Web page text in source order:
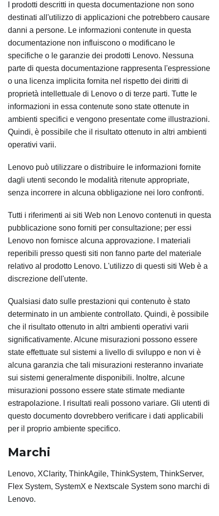
I prodotti descritti in questa documentazione non sono
destinati all'utilizzo di applicazioni che potrebbero causare
danni a persone. Le informazioni contenute in questa
documentazione non influiscono o modificano le
specifiche o le garanzie dei prodotti Lenovo. Nessuna
parte di questa documentazione rappresenta l'espressione
o una licenza implicita fornita nel rispetto dei diritti di
proprietà intellettuale di Lenovo o di terze parti. Tutte le
informazioni in essa contenute sono state ottenute in
ambienti specifici e vengono presentate come illustrazioni.
Quindi, è possibile che il risultato ottenuto in altri ambienti
operativi varii.
Lenovo può utilizzare o distribuire le informazioni fornite
dagli utenti secondo le modalità ritenute appropriate,
senza incorrere in alcuna obbligazione nei loro confronti.
Tutti i riferimenti ai siti Web non Lenovo contenuti in questa
pubblicazione sono forniti per consultazione; per essi
Lenovo non fornisce alcuna approvazione. I materiali
reperibili presso questi siti non fanno parte del materiale
relativo al prodotto Lenovo. L'utilizzo di questi siti Web è a
discrezione dell'utente.
Qualsiasi dato sulle prestazioni qui contenuto è stato
determinato in un ambiente controllato. Quindi, è possibile
che il risultato ottenuto in altri ambienti operativi varii
significativamente. Alcune misurazioni possono essere
state effettuate sul sistemi a livello di sviluppo e non vi è
alcuna garanzia che tali misurazioni resteranno invariate
sui sistemi generalmente disponibili. Inoltre, alcune
misurazioni possono essere state stimate mediante
estrapolazione. I risultati reali possono variare. Gli utenti di
questo documento dovrebbero verificare i dati applicabili
per il proprio ambiente specifico.
Marchi
Lenovo, XClarity, ThinkAgile, ThinkSystem, ThinkServer,
Flex System, SystemX e Nextscale System sono marchi di
Lenovo.